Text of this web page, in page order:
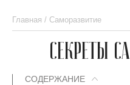
Главная / Саморазвитие
СЕКРЕТЫ
СОДЕРЖАНИЕ